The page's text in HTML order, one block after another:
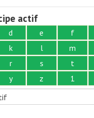
actif
d e f
k l m
r s t
y z 1